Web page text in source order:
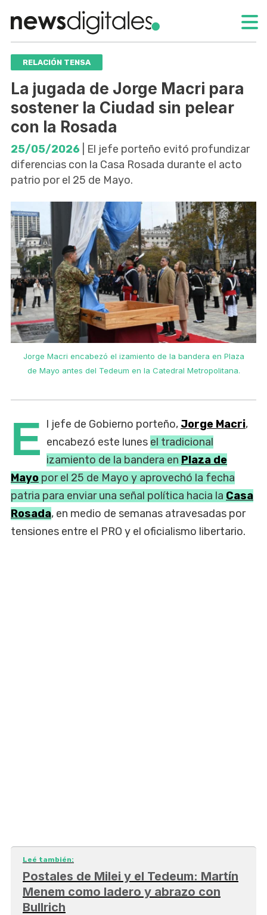
RELACIÓN TENSA
La jugada de Jorge Macri para
sostener la Ciudad sin pelear
con la Rosada
25/05/2026 | El jefe porteño evitó profundizar
diferencias con la Casa Rosada durante el acto
patrio por el 25 de Mayo.
Jorge Macri encabezó el izamiento de la bandera en Plaza
de Mayo antes del Tedeum en la Catedral Metropolitana.
E l jefe de Gobierno porteño, Jorge Macri,
encabezó este lunes el tradicional
izamiento de la bandera en Plaza de
Mayo por el 25 de Mayo y aprovechó la fecha
patria para enviar una señal política hacia la Casa
Rosada, en medio de semanas atravesadas por
tensiones entre el PRO y el oficialismo libertario.
Leé también:
Postales de Milei y el Tedeum: Martín
Menem como ladero y abrazo con
Bullrich